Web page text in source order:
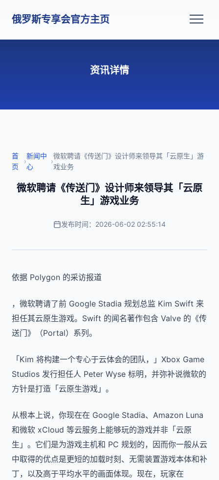
俄罗斯专享会官方主页
资讯详情
首
页
›
新闻中
心
›
微软聘请《传送门》设计师来领导其「云原生」游
戏业务
微软聘请《传送门》设计师来领导其「云原
生」游戏业务
发布时间：2026-06-02 02:55:14
依据 Polygon 的采访报道
，微软聘请了前 Google Stadia 规划总监 Kim Swift 来
担任其云原生游戏。Swift 的闻名著作包含 Valve 的《传
送门》（Portal）系列。
「Kim 将构建一个专心于云体会的团队，」Xbox Game
Studios 发行担任人 Peter Wyse 标明，并弥补说微软的
方针是打造「云原生游戏」。
从根本上说，你现在在 Google Stadia、Amazon Luna
和微软 xCloud 等云服务上能够玩的游戏并非「云原
生」。它们是为游戏主机和 PC 规划的，因而你一般从云
中取得的优点是更短的加载时刻、无需装置游戏本体和补
丁，以及高于平均水平的画面体现。现在，玩家在